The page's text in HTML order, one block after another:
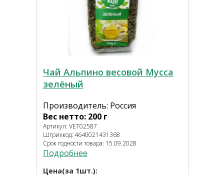
Чай Альпино весовой Мусса
зелёный
Производитель: Россия
Вес нетто: 200 г
Артикул: VET02587
Штрихкод: 4640021431368
Срок годности товара: 15.09.2028
Подробнее
Цена(за 1шт.):